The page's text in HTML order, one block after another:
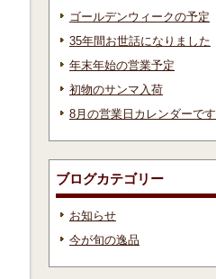
ゴールデンウィークの予定
35年間お世話になりました
年末年始の営業予定
初物のサンマ入荷
8月の営業日カレンダーです
ブログカテゴリー
お知らせ
今が旬の逸品